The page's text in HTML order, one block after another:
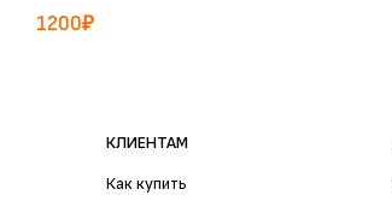
1200₽
КЛИЕНТАМ
Как купить